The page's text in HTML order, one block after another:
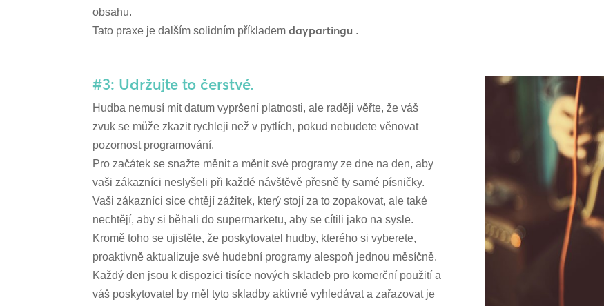
obsahu.
Tato praxe je dalším solidním příklademdaypartingu .
#3: Udržujte to čerstvé.
Hudba nemusí mít datum vypršení platnosti, ale raději věřte, že váš
zvuk se může zkazit rychleji než v pytlích, pokud nebudete věnovat
pozornost programování.
Pro začátek se snažte měnit a měnit své programy ze dne na den, aby
vaši zákazníci neslyšeli při každé návštěvě přesně ty samé písničky.
Vaši zákazníci sice chtějí zážitek, který stojí za to zopakovat, ale také
nechtějí, aby si běhali do supermarketu, aby se cítili jako na sysle.
Kromě toho se ujistěte, že poskytovatel hudby, kterého si vyberete,
proaktivně aktualizuje své hudební programy alespoň jednou měsíčně.
Každý den jsou k dispozici tisíce nových skladeb pro komerční použití a
váš poskytovatel by měl tyto skladby aktivně vyhledávat a zařazovat je